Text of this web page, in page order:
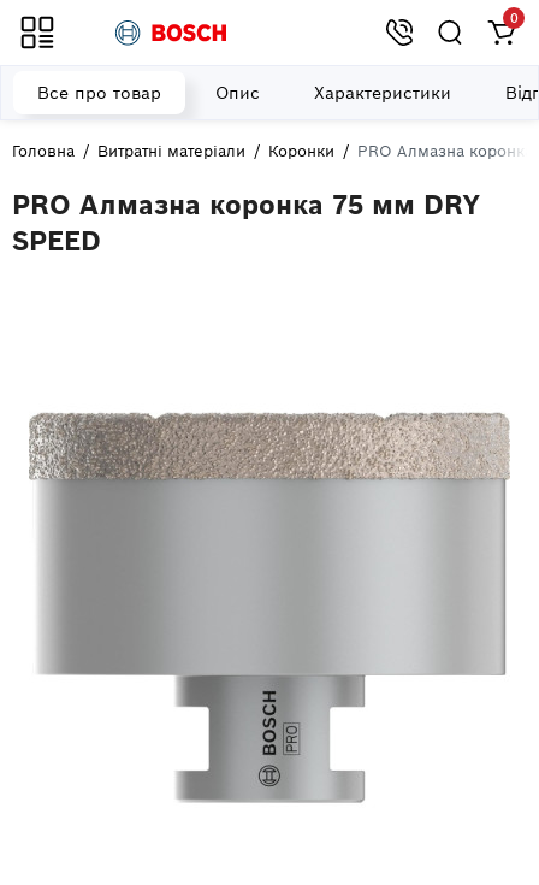
0
Головна Витратні матеріали Коронки PRO Алмазна
PRO Алмазна коронка 75 мм DRY
SPEED
Все про товар Опис Характеристики